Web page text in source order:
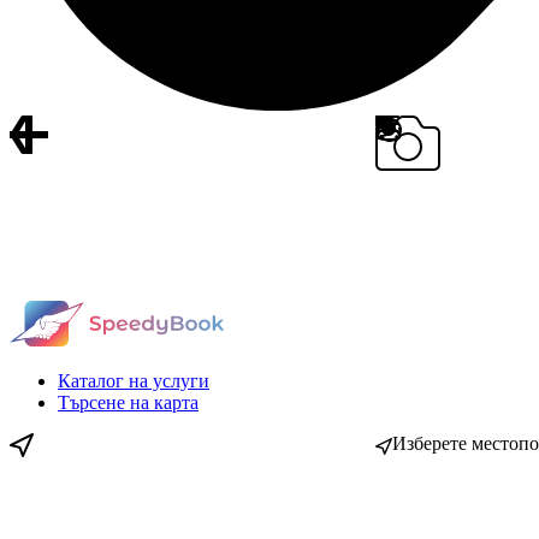
Каталог на услуги
Търсене на карта
Изберете